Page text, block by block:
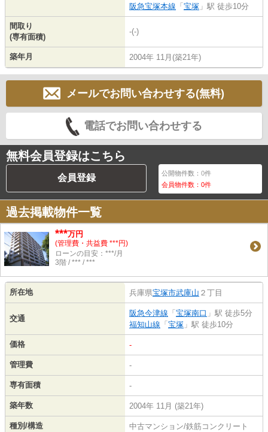
阪急宝塚本線 「 宝塚 」駅 徒歩10分
間取り
(専有面積)
-(-)
築年月 2004年 11月(築21年)
メールでお問い合わせする(無料)
電話でお問い合わせする
無料会員登録はこちら
会員登録 公開物件数：0件
会員物件数：0件
過去掲載物件一覧
***万円
(管理費・共益費 ***円)
ローンの目安：***/月
3階 / *** / ***
所在地 兵庫県宝塚市武庫山 ２丁目
交通
阪急今津線 「 宝塚南口 」駅 徒歩5分
福知山線 「 宝塚 」駅 徒歩10分
価格 -
管理費 -
専有面積 -
築年数 2004年 11月 (築21年)
種別/構造 中古マンション/鉄筋コンクリート